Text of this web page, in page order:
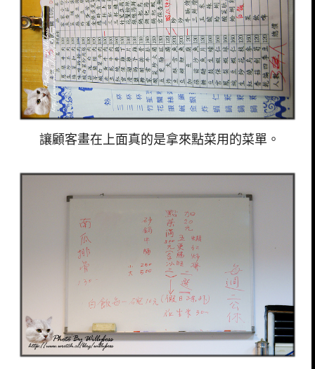
讓顧客畫在上面真的是拿來點菜用的菜單。